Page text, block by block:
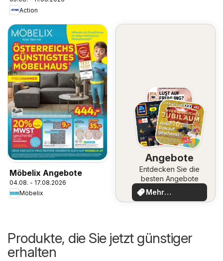
Action
Möbelix Angebote
04.08. - 17.08.2026
Möbelix
Angebote
Entdecken Sie die
besten Angebote
Mehr
entdecken
Produkte, die Sie jetzt günstiger
erhalten